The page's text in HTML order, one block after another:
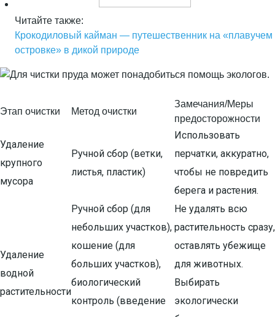
Читайте также:
Крокодиловый кайман — путешественник на «плавучем
островке» в дикой природе
Этап очистки Метод очистки
Замечания/Меры
предосторожности
Удаление
крупного
мусора
Ручной сбор (ветки,
листья, пластик)
Использовать
перчатки, аккуратно,
чтобы не повредить
берега и растения.
Удаление
водной
растительности
Ручной сбор (для
небольших участков),
кошение (для
больших участков),
биологический
контроль (введение
Не удалять всю
растительность сразу,
оставлять убежище
для животных.
Выбирать
экологически